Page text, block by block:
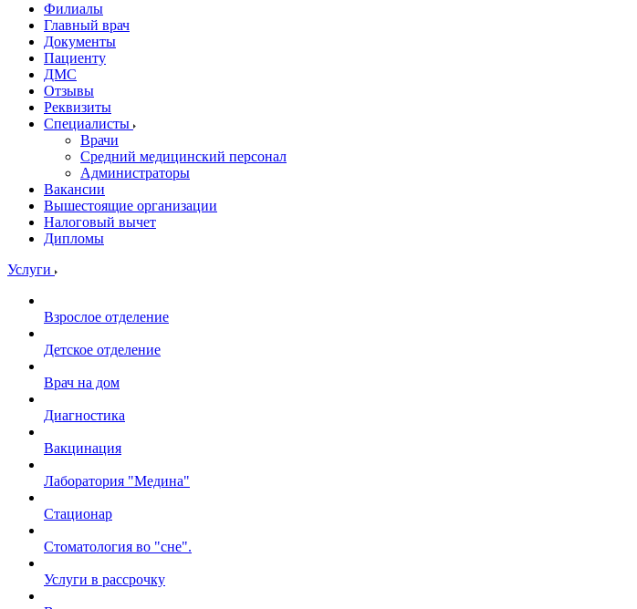
Филиалы
Главный врач
Документы
Пациенту
ДМС
Отзывы
Реквизиты
Специалисты
Врачи
Средний медицинский персонал
Администраторы
Вакансии
Вышестоящие организации
Налоговый вычет
Дипломы
Услуги
Взрослое отделение
Детское отделение
Врач на дом
Диагностика
Вакцинация
Лаборатория "Медина"
Стационар
Стоматология во "сне".
Услуги в рассрочку